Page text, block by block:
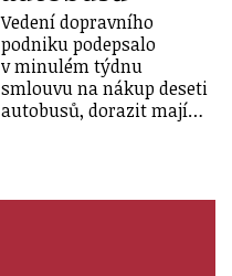
Vedení dopravního
podniku podepsalo
v minulém týdnu
smlouvu na nákup deseti
autobusů, dorazit mají…